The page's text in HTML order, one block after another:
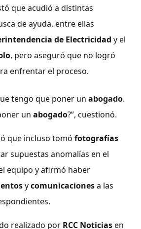
que acudió a distintas
de ayuda, entre ellas
de Electricidad y el
, pero aseguró que no logró
enfrentar el proceso.
tengo que poner un abogado.
un abogado?”, cuestionó.
que incluso tomó fotografías
supuestas anomalías en el
equipo y afirmó haber
ycomunicacionesa las
realizado por RCC Noticiasen